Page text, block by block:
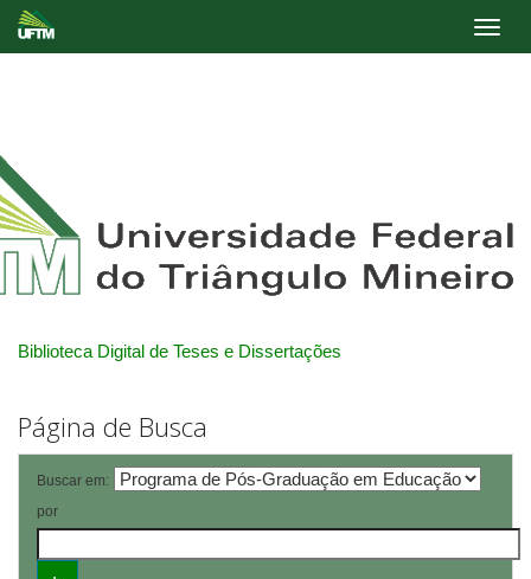
Biblioteca Digital de Teses e Dissertações
Página de Busca
Buscar em:
por